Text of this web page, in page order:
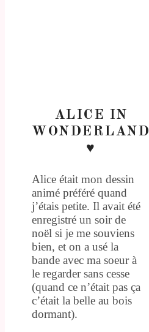
ALICE IN
WONDERLAND
♥
Alice était mon dessin
animé préféré quand
j’étais petite. Il avait été
enregistré un soir de
noël si je me souviens
bien, et on a usé la
bande avec ma soeur à
le regarder sans cesse
(quand ce n’était pas ça
c’était la belle au bois
dormant).